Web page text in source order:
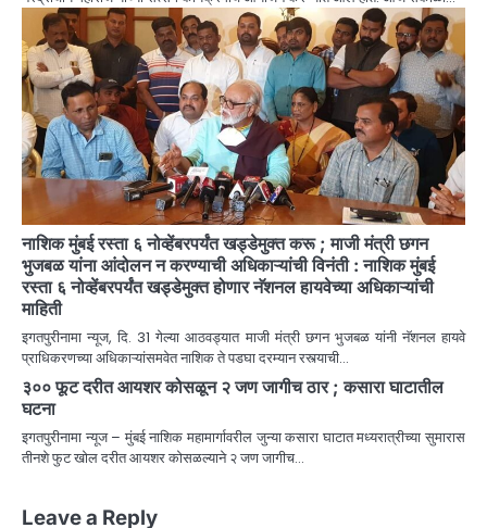
नाशिक मुंबई रस्ता ६ नोव्हेंबरपर्यंत खड्डेमुक्त करू ; माजी मंत्री छगन
भुजबळ यांना आंदोलन न करण्याची अधिकाऱ्यांची विनंती : नाशिक मुंबई
रस्ता ६ नोव्हेंबरपर्यंत खड्डेमुक्त होणार नॅशनल हायवेच्या अधिकाऱ्यांची
माहिती
इगतपुरीनामा न्यूज, दि. 31 गेल्या आठवड्यात माजी मंत्री छगन भुजबळ यांनी नॅशनल हायवे
प्राधिकरणच्या अधिकाऱ्यांसमवेत नाशिक ते पडघा दरम्यान रस्त्याची…
३०० फूट दरीत आयशर कोसळून २ जण जागीच ठार ; कसारा घाटातील
घटना
इगतपुरीनामा न्यूज – मुंबई नाशिक महामार्गावरील जुन्या कसारा घाटात मध्यरात्रीच्या सुमारास
तीनशे फुट खोल दरीत आयशर कोसळल्याने २ जण जागीच…
Leave a Reply